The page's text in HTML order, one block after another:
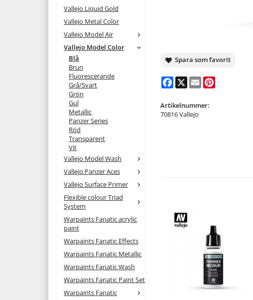
Vallejo Liquid Gold
Vallejo Metal Color
Vallejo Model Air
Vallejo Model Color
Blå
Brun
Fluorescerande
Grå/Svart
Grön
Gul
Metallic
Panzer Series
Röd
Transparent
Vit
Vallejo Model Wash
Vallejo Panzer Aces
Vallejo Surface Primer
Flexible colour Triad
System
Warpaints Fanatic acrylic
paint
Warpaints Fanatic Effects
Warpaints Fanatic Metallic
Warpaints Fanatic Wash
Warpaints Fanatic Paint Set
Warpaints Fanatic
Spara som favorit
Facebook
X Email
Artikelnummer:
70816 Vallejo